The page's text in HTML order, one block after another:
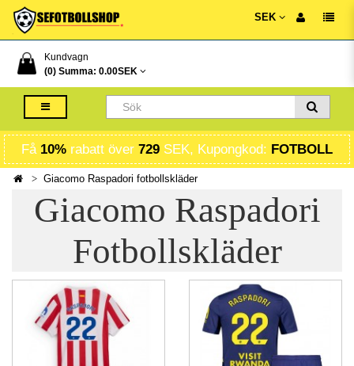
SEK
Kundvagn
(0) Summa: 0.00SEK
Få 10% rabatt över 729 SEK, Kupongkod: FOTBOLL
Giacomo Raspadori fotbollskläder
Giacomo Raspadori
Fotbollskläder